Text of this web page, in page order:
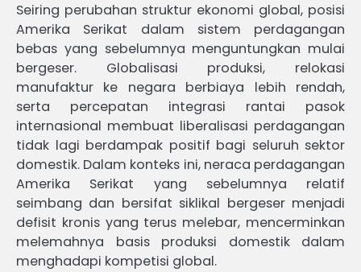
Seiring perubahan struktur ekonomi global, posisi
Amerika Serikat dalam sistem perdagangan
bebas yang sebelumnya menguntungkan mulai
bergeser. Globalisasi produksi, relokasi
manufaktur ke negara berbiaya lebih rendah,
serta percepatan integrasi rantai pasok
internasional membuat liberalisasi perdagangan
tidak lagi berdampak positif bagi seluruh sektor
domestik. Dalam konteks ini, neraca perdagangan
Amerika Serikat yang sebelumnya relatif
seimbang dan bersifat siklikal bergeser menjadi
defisit kronis yang terus melebar, mencerminkan
melemahnya basis produksi domestik dalam
menghadapi kompetisi global.